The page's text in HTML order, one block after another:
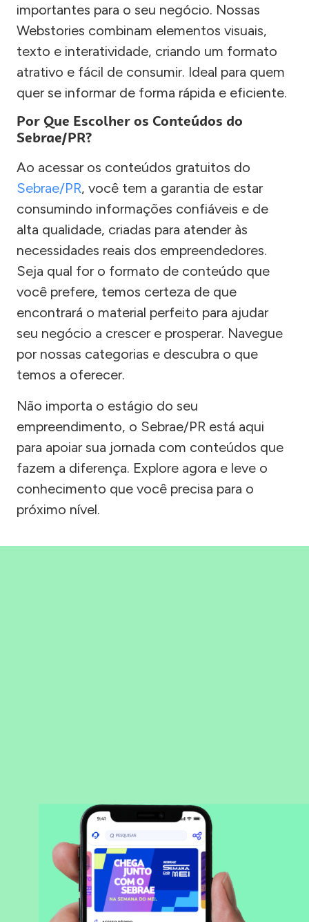
importantes para o seu negócio. Nossas
Webstories combinam elementos visuais,
texto e interatividade, criando um formato
atrativo e fácil de consumir. Ideal para quem
quer se informar de forma rápida e eficiente.
Por Que Escolher os Conteúdos do
Sebrae/PR?
Ao acessar os conteúdos gratuitos do
Sebrae/PR, você tem a garantia de estar
consumindo informações confiáveis e de
alta qualidade, criadas para atender às
necessidades reais dos empreendedores.
Seja qual for o formato de conteúdo que
você prefere, temos certeza de que
encontrará o material perfeito para ajudar
seu negócio a crescer e prosperar. Navegue
por nossas categorias e descubra o que
temos a oferecer.
Não importa o estágio do seu
empreendimento, o Sebrae/PR está aqui
para apoiar sua jornada com conteúdos que
fazem a diferença. Explore agora e leve o
conhecimento que você precisa para o
próximo nível.